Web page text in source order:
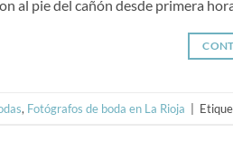
al pie del cañón desde primera
, Fotógrafos de boda en La Rioja